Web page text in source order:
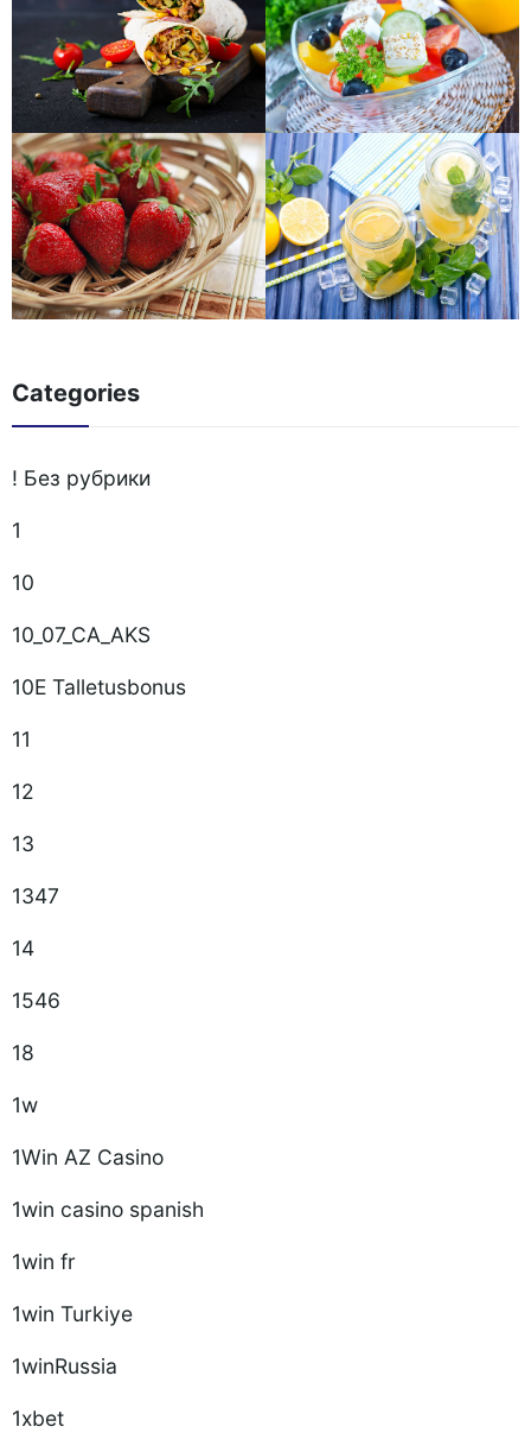
Categories
! Без рубрики
1
10
10_07_CA_AKS
10E Talletusbonus
11
12
13
1347
14
1546
18
1w
1Win AZ Casino
1win casino spanish
1win fr
1win Turkiye
1winRussia
1xbet